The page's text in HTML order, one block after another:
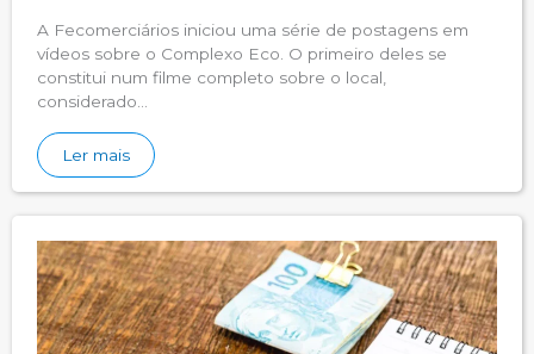
A Fecomerciários iniciou uma série de postagens em
vídeos sobre o Complexo Eco. O primeiro deles se
constitui num filme completo sobre o local,
considerado…
Ler mais